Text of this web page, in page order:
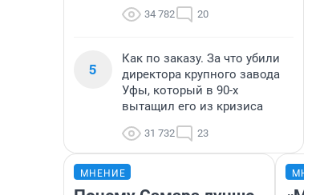
34 782 20
5
Как по заказу. За что убили
директора крупного завода
Уфы, который в 90-х
вытащил его из кризиса
31 732 23
МНЕНИЕ